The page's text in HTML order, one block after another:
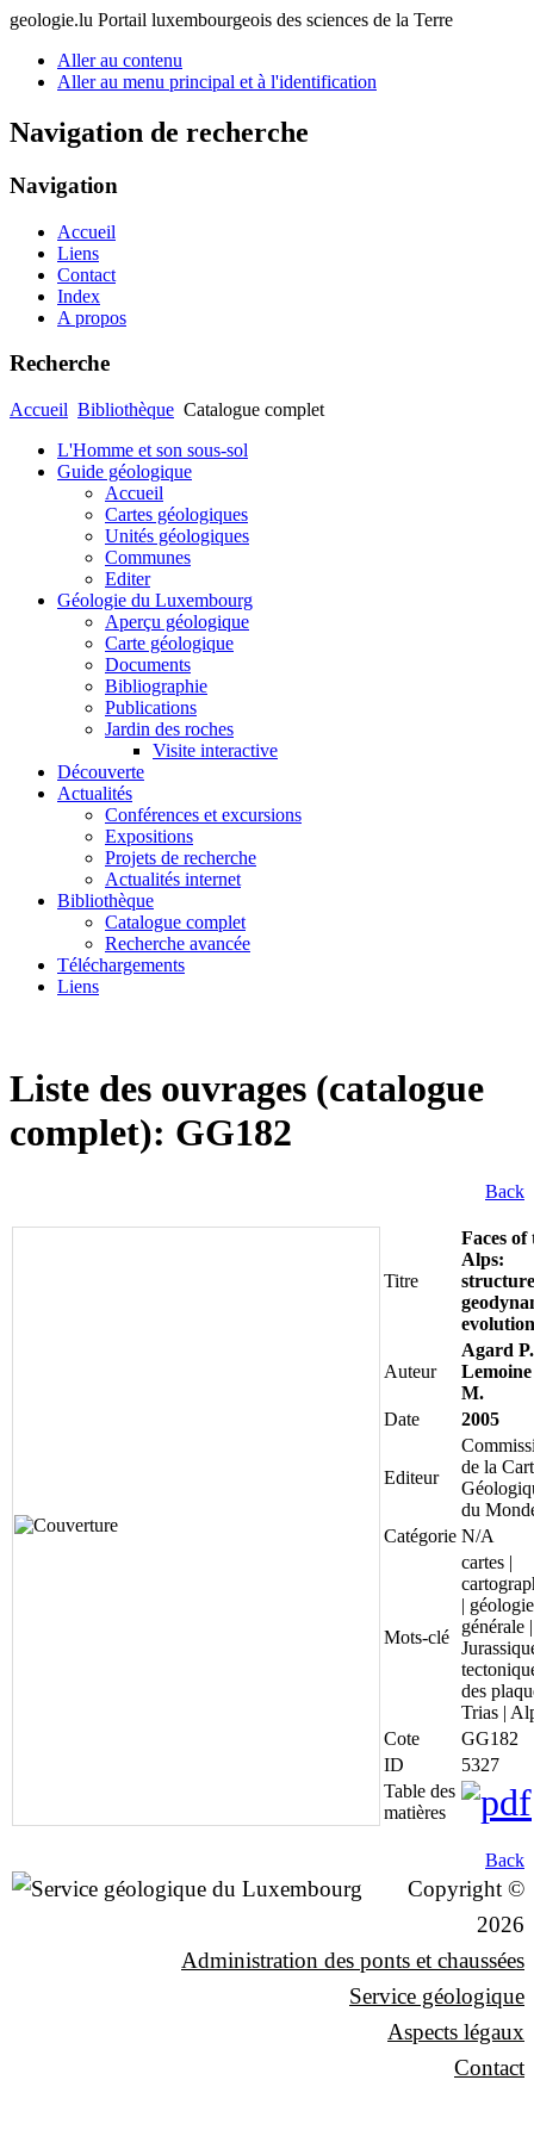
geologie.lu Portail luxembourgeois des sciences de la Terre
Aller au contenu
Aller au menu principal et à l'identification
Navigation de recherche
Navigation
Accueil
Liens
Contact
Index
A propos
Recherche
Accueil Bibliothèque Catalogue complet
L'Homme et son sous-sol
Guide géologique
Accueil
Cartes géologiques
Unités géologiques
Communes
Editer
Géologie du Luxembourg
Aperçu géologique
Carte géologique
Documents
Bibliographie
Publications
Jardin des roches
Visite interactive
Découverte
Actualités
Conférences et excursions
Expositions
Projets de recherche
Actualités internet
Bibliothèque
Catalogue complet
Recherche avancée
Téléchargements
Liens
Liste des ouvrages (catalogue
complet): GG182
Back
Titre
Faces of
Alps:
evolution
Auteur
Agard
Lemoine
M.
Date
2005
Editeur
de la
du
Catégorie N/A
Mots-clé
cartes |
| géologie
générale |
des
Trias |
Cote
GG182
ID
5327
Table des
matières
Back
Copyright ©
2026
Administration des ponts et chaussées
Service géologique
Aspects légaux
Contact